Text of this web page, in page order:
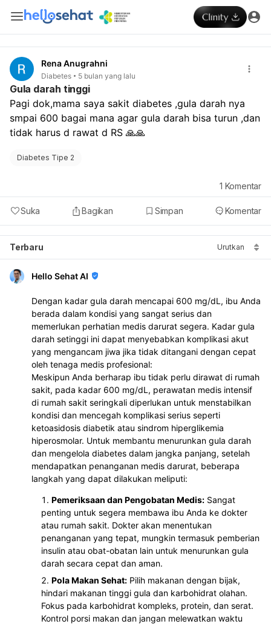
Rena Anugrahni
Diabetes 5 bulan yang lalu
Gula darah tinggi
Pagi dok,mama saya sakit diabetes ,gula darah nya
smpai 600 bagai mana agar gula darah bisa turun ,dan
tidak harus d rawat d RS 🙏🙏
Diabetes Tipe 2
Suka Bagikan Simpan Komentar
1 Komentar
Terbaru Urutkan
Hello Sehat AI
Dengan kadar gula darah mencapai 600 mg/dL, ibu Anda
berada dalam kondisi yang sangat serius dan
memerlukan perhatian medis darurat segera. Kadar gula
darah setinggi ini dapat menyebabkan komplikasi akut
yang mengancam jiwa jika tidak ditangani dengan cepat
oleh tenaga medis profesional:
Meskipun Anda berharap ibu tidak perlu dirawat di rumah
sakit, pada kadar 600 mg/dL, perawatan medis intensif
di rumah sakit seringkali diperlukan untuk menstabilkan
kondisi dan mencegah komplikasi serius seperti
ketoasidosis diabetik atau sindrom hiperglikemia
hiperosmolar. Untuk membantu menurunkan gula darah
dan mengelola diabetes dalam jangka panjang, setelah
mendapatkan penanganan medis darurat, beberapa
langkah yang dapat dilakukan meliputi:
Pemeriksaan dan Pengobatan Medis: Sangat
penting untuk segera membawa ibu Anda ke dokter
atau rumah sakit. Dokter akan menentukan
penanganan yang tepat, mungkin termasuk pemberian
insulin atau obat-obatan lain untuk menurunkan gula
darah secara cepat dan aman.
Pola Makan Sehat: Pilih makanan dengan bijak,
hindari makanan tinggi gula dan karbohidrat olahan.
Fokus pada karbohidrat kompleks, protein, dan serat.
Kontrol porsi makan dan jangan melewatkan waktu